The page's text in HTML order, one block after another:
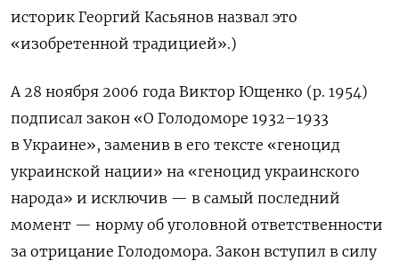
историк Георгий Касьянов назвал это
«изобретенной традицией».)
А 28 ноября 2006 года Виктор Ющенко (р. 1954)
подписал закон «О Голодоморе 1932–1933
в Украине», заменив в его тексте «геноцид
украинской нации» на «геноцид украинского
народа» и исключив — в самый последний
момент — норму об уголовной ответственности
за отрицание Голодомора. Закон вступил в силу